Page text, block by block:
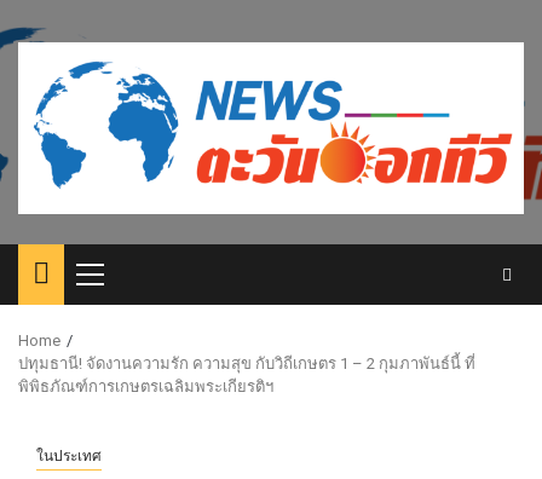
to
content
Primary
Menu
Home
ปทุมธานี! จัดงานความรัก ความสุข กับวิถีเกษตร 1 – 2 กุมภาพันธ์นี้ ที่
พิพิธภัณฑ์การเกษตรเฉลิมพระเกียรติฯ
ในประเทศ